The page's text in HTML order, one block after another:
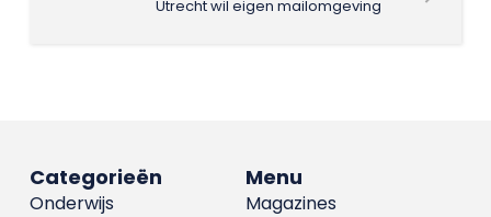
Utrecht wil eigen mailomgeving
Menu
Magazines
Categorieën
Onderwijs